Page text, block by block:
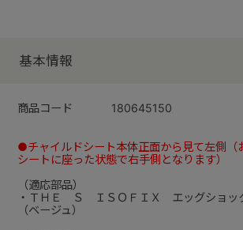
基本情報
商品コード 180645150
●チャイルドシート本体正面から見て左側（
シートに座った状態で右手側となります）
（適応部品）
・ＴＨＥ Ｓ ＩＳＯＦＩＸ エッグショッ
（ベージュ）